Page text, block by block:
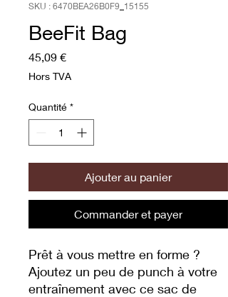
SKU : 6470BEA26B0F9_15155
BeeFit Bag
45,09 €Prix
Hors TVA
Quantité *
Ajouter au panier
Commander et payer
Prêt à vous mettre en forme ?
Ajoutez un peu de punch à votre
entraînement avec ce sac de